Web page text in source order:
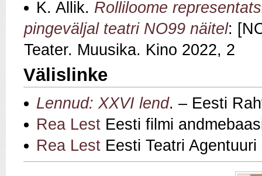
K. Allik. Rolliloome
pingeväljal teatri NO99 näitel:
Teater. Muusika. Kino 2022, 2
Välislinke
Lennud: XXVI lend. – Eesti
Rea Lest Eesti filmi
Rea Lest Eesti Teatri